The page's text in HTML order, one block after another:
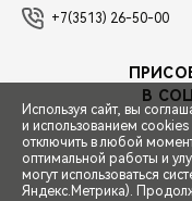
+7(3513) 26-50-00
В
Используя сайт, вы
и использованием
отключить в любой
оптимальной работы и
могут использоваться
Яндекс.Метрика).